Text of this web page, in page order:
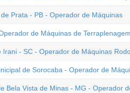
Prata - PB - Operador de Máquinas
de Máquinas de Terraplenagem
- SC - Operador de Máquinas
de Sorocaba - Operador de
Bela Vista de Minas - MG - Operador